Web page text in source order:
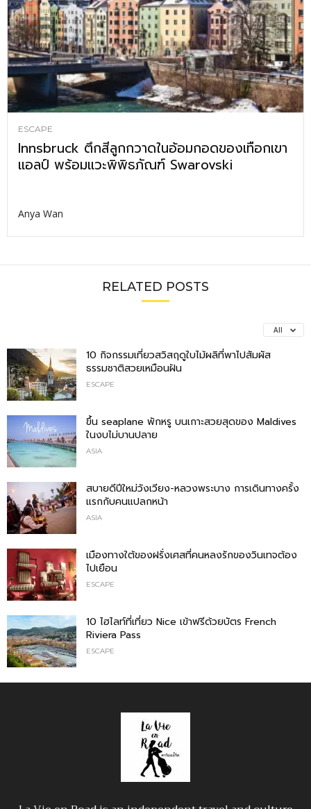
ESCAPE
Innsbruck ตึกสีลูกกวาดในอ้อมกอดของเทือกเขา
แอลป์ พร้อมแวะพิพิธภัณฑ์ Swarovski
Anya Wan
RELATED POSTS
All
10 กิจกรรมเที่ยวสวิสฤดูใบไม้ผลิที่พาไปสัมผัส
ธรรมชาติสวยเหมือนฝัน
ESCAPE
ขึ้น seaplane พักหรู บนเกาะสวยสุดของ Maldives
ในงบไม่บานปลาย
ASIA
สบายดีปีใหม่วังเวียง-หลวงพระบาง การเดินทางครั้ง
แรกกับคนแปลกหน้า
ASIA
เมืองทางใต้ของฝรั่งเศสที่คนหลงรักของวินเทจต้อง
ไปเยือน
ESCAPE
10 ไฮไลท์ที่เที่ยว Nice เข้าฟรีด้วยบัตร French
Riviera Pass
ESCAPE